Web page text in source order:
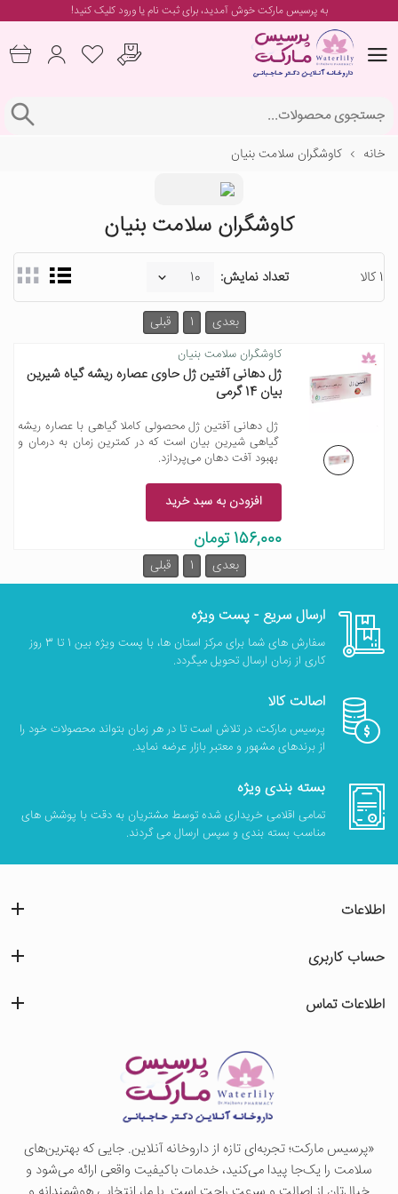
به پرسیس مارکت خوش آمدید، برایثبت نام یا ورودکلیک کنید!
خانه کاوشگران سلامت بنیان
کاوشگران سلامت بنیان
1 کالا تعداد نمایش:
قبلی 1 بعدی
کاوشگران سلامت بنیان
ژل دهانی آفتین ژل حاوی عصاره ریشه گیاه شیرین
بیان 14 گرمی
ژل دهانی آفتین ژل محصولی کاملا گیاهی با عصاره ریشه
گیاهی شیرین بیان است که در کمترین زمان به درمان و
بهبود آفت دهان می‌پردازد.
افزودن به سبد خرید
156,000 تومان
قبلی 1 بعدی
ارسال سریع - پست ویژه
سفارش های شما برای مرکز استان ها، با پست ویژه بین 1 تا 3 روز
کاری از زمان ارسال تحویل میگردد.
اصالت کالا
پرسیس مارکت، در تلاش است تا در هر زمان بتواند محصولات خود را
از برندهای مشهور و معتبر بازار عرضه نماید.
بسته بندی ویژه
تمامی اقلامی خریداری شده توسط مشتریان به دقت با پوشش های
مناسب بسته بندی و سپس ارسال می گردند.
«پرسيس ماركت؛ تجربه‌ای تازه از داروخانه آنلاین. جایی که بهترین‌های
سلامت را یک‌جا پیدا می‌کنید، خدمات باکیفیت واقعی ارائه می‌شود و
اطلاعات
حساب کاربری
اطلاعات تماس